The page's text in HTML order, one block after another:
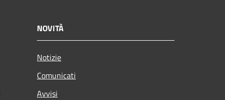
NOVITÀ
Notizie
Comunicati
Avvisi